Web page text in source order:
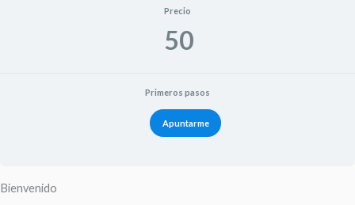
Precio
50
Primeros pasos
Apuntarme
Bienvenido